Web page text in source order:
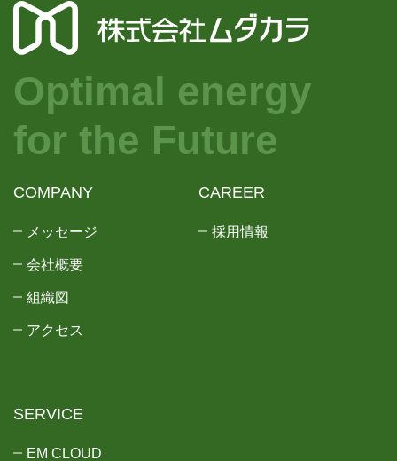
Optimal energy
for the Future
COMPANY
メッセージ
会社概要
組織図
アクセス
CAREER
採用情報
SERVICE
EM CLOUD